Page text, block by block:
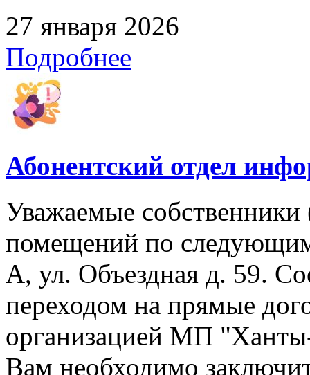
27 января 2026
Подробнее
Абонентский отдел
Уважаемые
помещений по
А, ул. Объездная д. 59.
переходом на прямые
организацией МП
Вам необходимо